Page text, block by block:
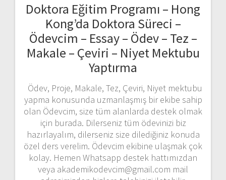
Doktora Eğitim Programı – Hong
Kong’da Doktora Süreci –
Ödevcim – Essay – Ödev – Tez –
Makale – Çeviri – Niyet Mektubu
Yaptırma
Ödev, Proje, Makale, Tez, Çeviri, Niyet mektubu
yapma konusunda uzmanlaşmış bir ekibe sahip
olan Ödevcim, size tüm alanlarda destek olmak
için burada. Dilerseniz tüm ödevinizi biz
hazırlayalım, dilerseniz size dilediğiniz konuda
özel ders verelim. Ödevcim ekibine ulaşmak çok
kolay. Hemen Whatsapp destek hattımızdan
veya akademikodevcim@gmail.com mail